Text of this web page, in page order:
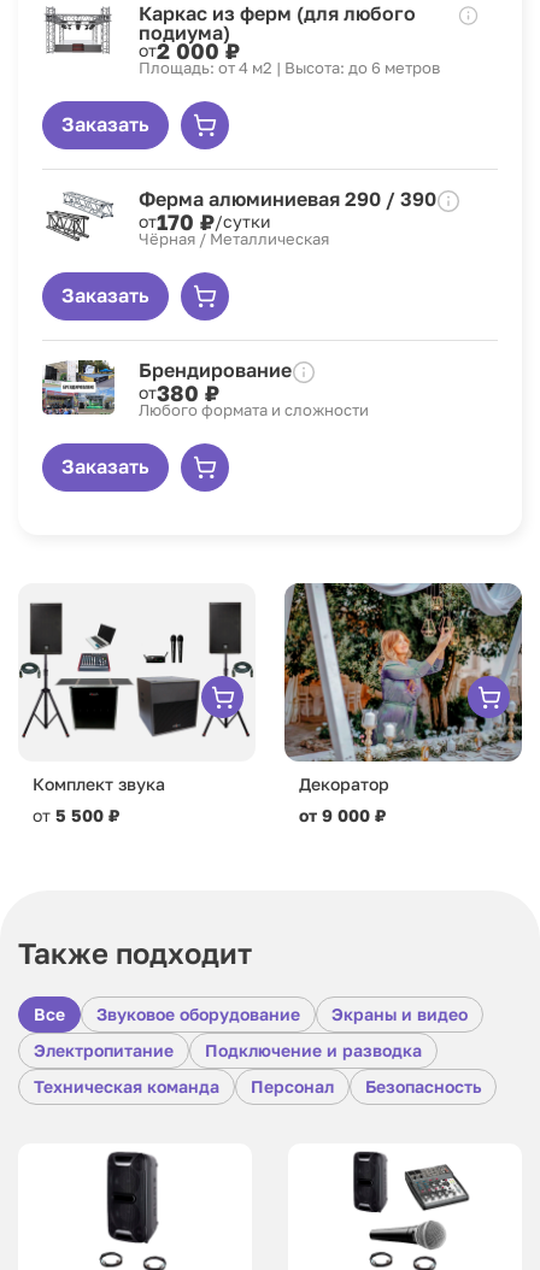
Каркас из ферм (для любого
подиума)
от2 000 ₽
Площадь: от 4 м2 | Высота: до 6 метров
Заказать
Ферма алюминиевая 290 / 390
от170 ₽/сутки
Чёрная / Металлическая
Заказать
Брендирование
от380 ₽
Любого формата и сложности
Заказать
Комплект звука
от 5 500 ₽
Декоратор
от 9 000 ₽
Также подходит
Все Звуковое оборудование
Экраны и видео
Электропитание
Подключение и разводка
Техническая команда
Персонал Безопасность